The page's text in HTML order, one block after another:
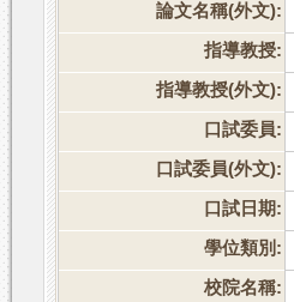
論文名稱(外文):
指導教授:
指導教授(外文):
口試委員:
口試委員(外文):
口試日期:
學位類別:
校院名稱: